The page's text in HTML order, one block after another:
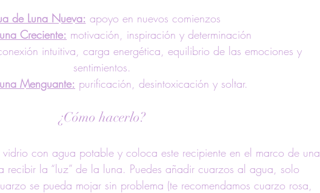
de Luna Nueva: apoyo en nuevos comienzos
Creciente: motivación, inspiración y determinación
intuitiva, carga energética, equilibrio de las emociones y
sentimientos.
Menguante: purificación, desintoxicación y soltar.
¿Cómo hacerlo?
vidrio con agua potable y coloca este recipiente en el marco de una
recibir la “luz” de la luna. Puedes añadir cuarzos al agua, solo
se pueda mojar sin problema (te recomendamos cuarzo rosa,